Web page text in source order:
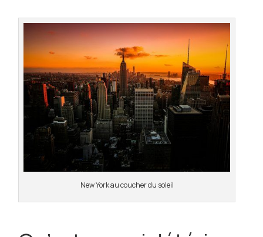
New York au coucher du soleil